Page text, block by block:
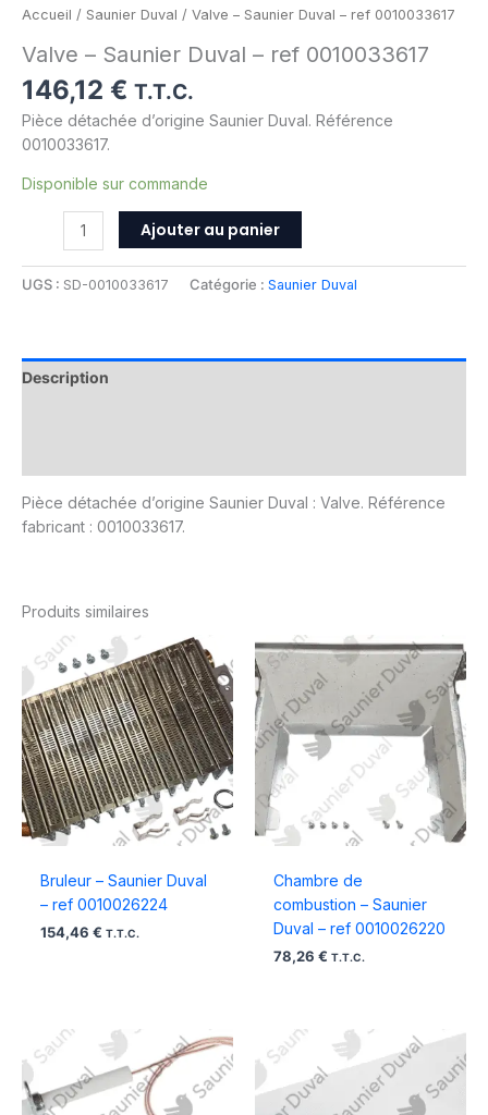
Accueil / Saunier Duval / Valve – Saunier Duval – ref 0010033617
Valve – Saunier Duval – ref 0010033617
146,12 € T.T.C.
Pièce détachée d’origine Saunier Duval. Référence
0010033617.
Disponible sur commande
Ajouter au panier
UGS : SD-0010033617 Catégorie : Saunier Duval
Description
Pièce détachée d’origine Saunier Duval : Valve. Référence
fabricant : 0010033617.
Produits similaires
Bruleur – Saunier Duval
– ref 0010026224
154,46 € T.T.C.
Chambre de
combustion – Saunier
Duval – ref 0010026220
78,26 € T.T.C.